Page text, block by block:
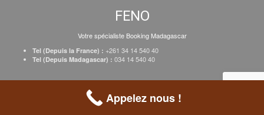
FENO
Votre spécialiste Booking Madagascar
Tel (Depuis la France) : +261 34 14 540 40
Tel (Depuis Madagascar) : 034 14 540 40
Inscrire votre établissement
Appelez nous !